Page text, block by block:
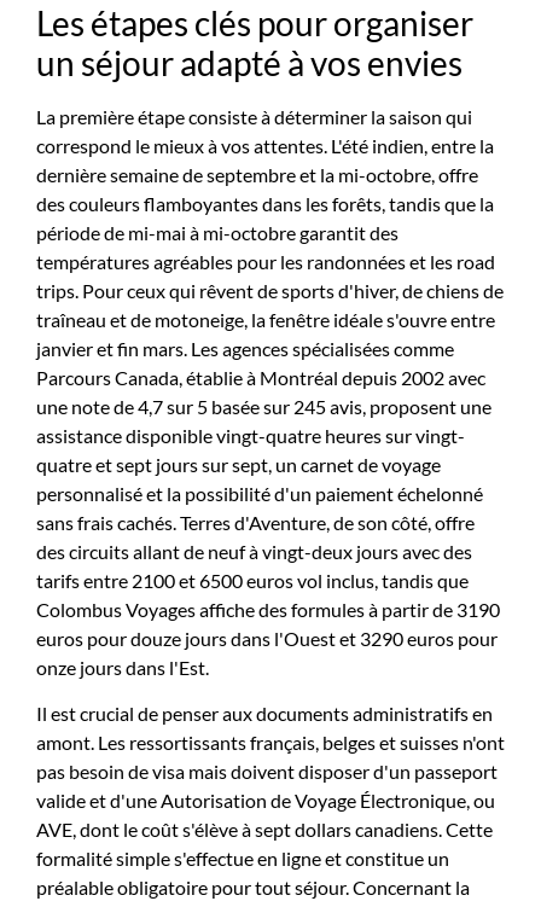
Les étapes clés pour organiser
un séjour adapté à vos envies
La première étape consiste à déterminer la saison qui
correspond le mieux à vos attentes. L'été indien, entre la
dernière semaine de septembre et la mi-octobre, offre
des couleurs flamboyantes dans les forêts, tandis que la
période de mi-mai à mi-octobre garantit des
températures agréables pour les randonnées et les road
trips. Pour ceux qui rêvent de sports d'hiver, de chiens de
traîneau et de motoneige, la fenêtre idéale s'ouvre entre
janvier et fin mars. Les agences spécialisées comme
Parcours Canada, établie à Montréal depuis 2002 avec
une note de 4,7 sur 5 basée sur 245 avis, proposent une
assistance disponible vingt-quatre heures sur vingt-
quatre et sept jours sur sept, un carnet de voyage
personnalisé et la possibilité d'un paiement échelonné
sans frais cachés. Terres d'Aventure, de son côté, offre
des circuits allant de neuf à vingt-deux jours avec des
tarifs entre 2100 et 6500 euros vol inclus, tandis que
Colombus Voyages affiche des formules à partir de 3190
euros pour douze jours dans l'Ouest et 3290 euros pour
onze jours dans l'Est.
Il est crucial de penser aux documents administratifs en
amont. Les ressortissants français, belges et suisses n'ont
pas besoin de visa mais doivent disposer d'un passeport
valide et d'une Autorisation de Voyage Électronique, ou
AVE, dont le coût s'élève à sept dollars canadiens. Cette
formalité simple s'effectue en ligne et constitue un
préalable obligatoire pour tout séjour. Concernant la